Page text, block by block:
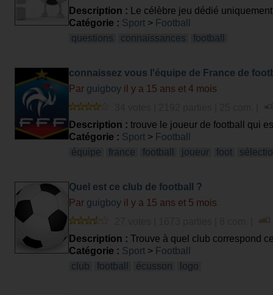
Description : Le célèbre jeu dédié
Catégorie : Sport > Football
questions
connaissances football
connaissez vous l'équipe de France de
Par guigboy il y a 15 ans et 4 mois
Description : trouve le joueur de football qui
Catégorie : Sport > Football
équipe
france football joueur foot
Quel est ce club de football ?
Par guigboy il y a 15 ans et 5 mois
Description : Trouve à quel club correspond
Catégorie : Sport > Football
club
football écusson logo